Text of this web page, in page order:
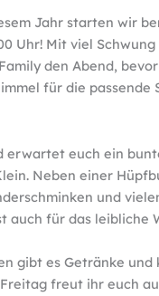
Jahr starten wir
Uhr! Mit viel
den Abend,
für die passende
erwartet euch ein
Neben einer
und
auch für das leibliche
gibt es Getränke und
freut ihr euch